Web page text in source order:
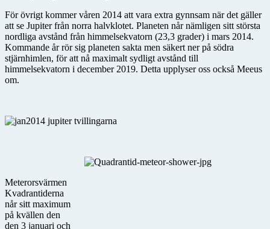
För övrigt kommer våren 2014 att vara extra gynnsam när det gäller
att se Jupiter från norra halvklotet. Planeten når nämligen sitt största
nordliga avstånd från himmelsekvatorn (23,3 grader) i mars 2014.
Kommande år rör sig planeten sakta men säkert ner på södra
stjärnhimlen, för att nå maximalt sydligt avstånd till
himmelsekvatorn i december 2019. Detta upplyser oss också Meeus
om.
Meterorsvärmen
Kvadrantiderna
når sitt maximum
på kvällen den
den 3 januari och